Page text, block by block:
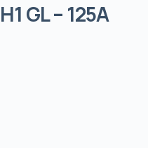
GL – 125A